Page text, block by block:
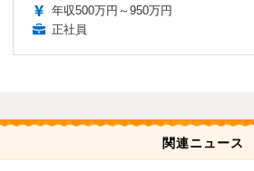
年収500万円～950万円
正社員
関連ニュース